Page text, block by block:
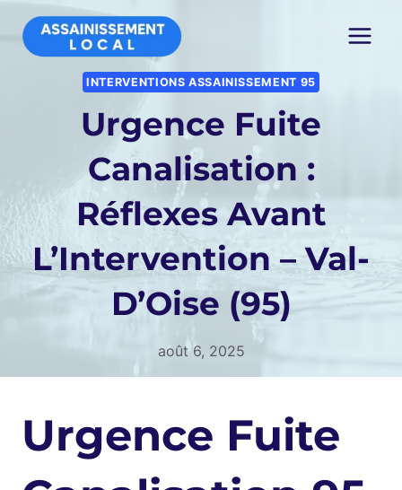
contenu
INTERVENTIONS ASSAINISSEMENT 95
Urgence Fuite
Canalisation :
Réflexes Avant
L’Intervention – Val-
D’Oise (95)
août 6, 2025
Urgence Fuite